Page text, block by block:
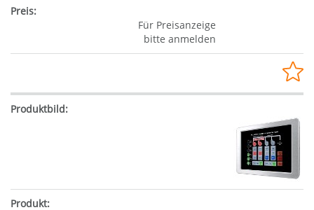
Für Preisanzeige
bitte anmelden